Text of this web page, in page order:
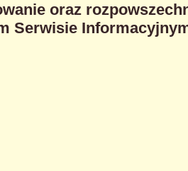
oraz
Serwisie